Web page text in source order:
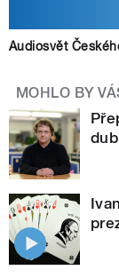
Audiosvět
MOHLO BY